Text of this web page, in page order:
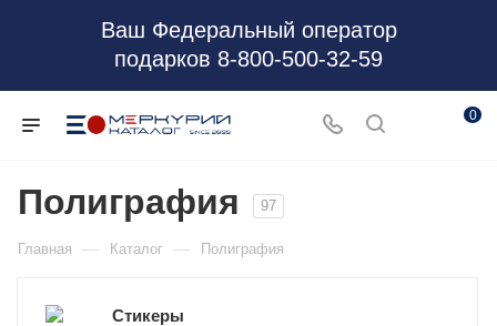
Ваш Федеральный оператор
подарков 8-800-500-32-59
0
Полиграфия 97
Главная — Каталог — Полиграфия
Стикеры